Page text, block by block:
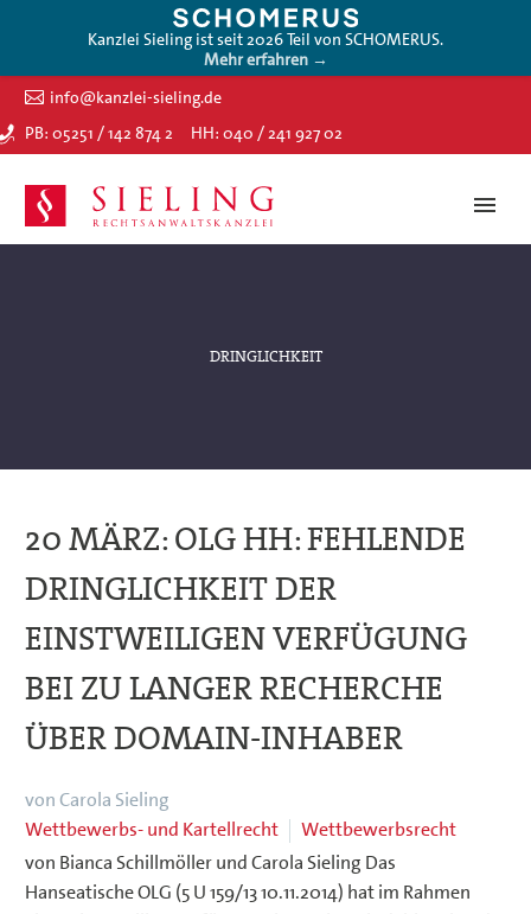
Kanzlei Sieling ist seit 2026 Teil von SCHOMERUS.
Mehr erfahren →
info@kanzlei-sieling.de
PB: 05251 / 142 874 2
HH: 040 / 241 927 02
DRINGLICHKEIT
20 MÄRZ:OLG HH: FEHLENDE
DRINGLICHKEIT DER
EINSTWEILIGEN VERFÜGUNG
BEI ZU LANGER RECHERCHE
ÜBER DOMAIN-INHABER
von Carola Sieling
Wettbewerbs- und Kartellrecht
Wettbewerbsrecht
von Bianca Schillmöller und Carola Sieling Das
Hanseatische OLG (5 U 159/13 10.11.2014) hat im Rahmen